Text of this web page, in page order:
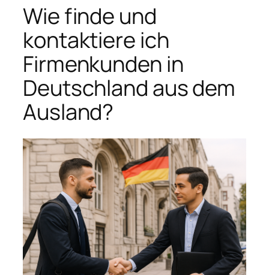
Wie finde und
kontaktiere ich
Firmenkunden in
Deutschland aus dem
Ausland?